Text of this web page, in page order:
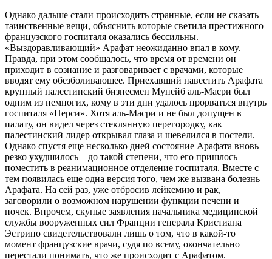
Однако дальше стали происходить странные, если не сказать
таинственные вещи, объяснить которые светила престижного
французского госпиталя оказались бессильны.
«Выздоравливающий» Арафат неожиданно впал в кому.
Правда, при этом сообщалось, что время от времени он
приходит в сознание и разговаривает с врачами, которые
вводят ему обезболивающее. Приехавший навестить Арафата
крупный палестинский бизнесмен Мунейб аль-Масри был
одним из немногих, кому в эти дни удалось прорваться внутрь
госпиталя «Перси». Хотя аль-Масри и не был допущен в
палату, он видел через стеклянную перегородку, как
палестинский лидер открывал глаза и шевелился в постели.
Однако спустя еще несколько дней состояние Арафата вновь
резко ухудшилось – до такой степени, что его пришлось
поместить в реанимационное отделение госпиталя. Вместе с
тем появилась еще одна версия того, чем же вызвана болезнь
Арафата. На сей раз, уже отбросив лейкемию и рак,
заговорили о возможном нарушении функции печени и
почек. Впрочем, скупые заявления начальника медицинской
службы вооруженных сил Франции генерала Кристиана
Эстрипо свидетельствовали лишь о том, что в какой-то
момент французские врачи, судя по всему, окончательно
перестали понимать, что же происходит с Арафатом.